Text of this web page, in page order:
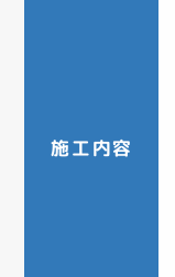
施工内容